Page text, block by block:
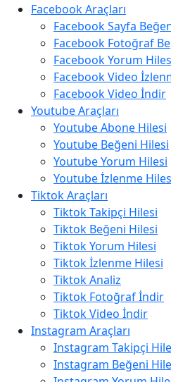
Facebook Araçları
Facebook Sayfa
Facebook Fotoğraf
Facebook Yorum
Facebook Video
Facebook Video İndir
Youtube Araçları
Youtube Abone Hilesi
Youtube Beğeni Hilesi
Youtube Yorum Hilesi
Youtube İzlenme
Tiktok Araçları
Tiktok Takipçi Hilesi
Tiktok Beğeni Hilesi
Tiktok Yorum Hilesi
Tiktok İzlenme Hilesi
Tiktok Analiz
Tiktok Fotoğraf İndir
Tiktok Video İndir
Instagram Araçları
Instagram Takipçi
Instagram Beğeni